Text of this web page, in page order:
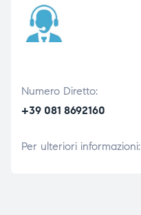
Numero Diretto:
+39 081 8692160
Per ulteriori informazioni: